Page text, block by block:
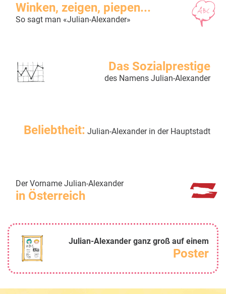
Winken, zeigen, piepen...
So sagt man «Julian-Alexander»
Das Sozialprestige
des Namens Julian-Alexander
Beliebtheit: Julian-Alexander in der Hauptstadt
Der Vorname Julian-Alexander
in Österreich
Julian-Alexander ganz groß auf einem
Poster